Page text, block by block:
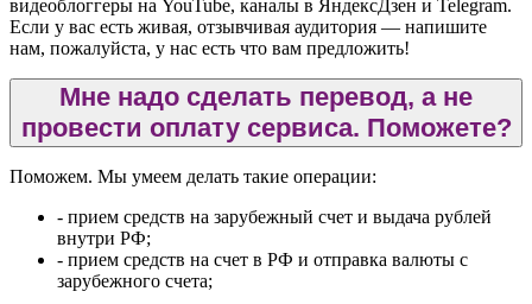
видеоблоггеры на YouTube, каналы в ЯндексДзен и Telegram.
Если у вас есть живая, отзывчивая аудитория — напишите
нам, пожалуйста, у нас есть что вам предложить!
Мне надо сделать перевод, а не
провести оплату сервиса. Поможете?
Поможем. Мы умеем делать такие операции:
- прием средств на зарубежный счет и выдача рублей
внутри РФ;
- прием средств на счет в РФ и отправка валюты с
зарубежного счета;